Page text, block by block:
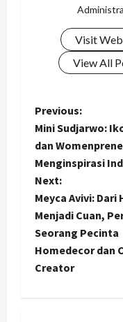
Visit
View All
P
o
s
t
n
a
Previous:
Mini Sudjarwo:
dan
Menginspirasi
Next:
Meyca Avivi: Dari
Menjadi Cuan,
Seorang Pecinta
Homedecor dan
Creator